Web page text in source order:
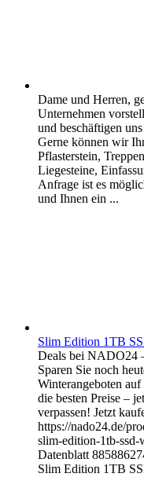
Dame und Herren,
Unternehmen
und beschäftigen
Gerne können wir
Pflasterstein,
Liegesteine,
Anfrage ist es
und Ihnen ein ...
Slim Edition 1TB
Deals bei NADO24
Sparen Sie noch
Winterangeboten
die besten Preise –
verpassen! Jetzt
https://nado24.de/
slim-edition-1tb-
Datenblatt
Slim Edition 1TB